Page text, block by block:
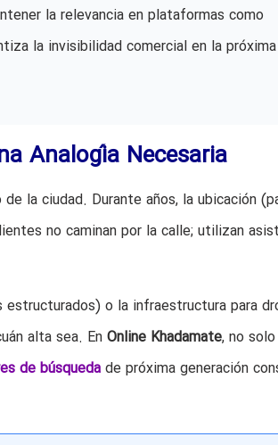
la relevancia en plataformas como
la invisibilidad comercial en la próxima
Analogía Necesaria
la ciudad. Durante años, la ubicación
no caminan por la calle; utilizan
o la infraestructura para
alta sea. En Online Khadamate, no solo
de búsquedade próxima generación